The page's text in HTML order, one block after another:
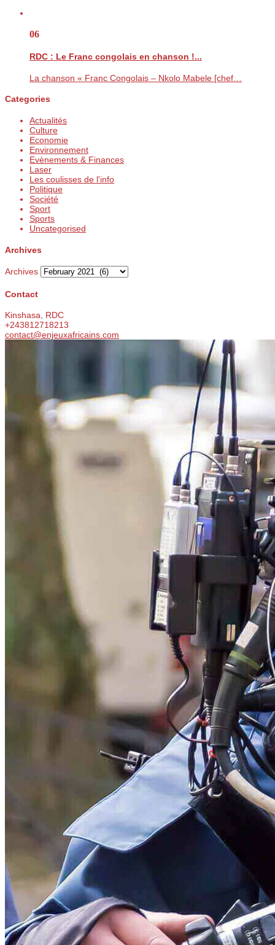
06
RDC : Le Franc congolais en chanson !...
La chanson « Franc Congolais – Nkolo Mabele [chef…
Categories
Actualités
Culture
Economie
Environnement
Evènements & Finances
Laser
Les coulisses de l'info
Politique
Société
Sport
Sports
Uncategorised
Archives
Archives
Contact
Kinshasa, RDC
+243812718213
contact@enjeuxafricains.com